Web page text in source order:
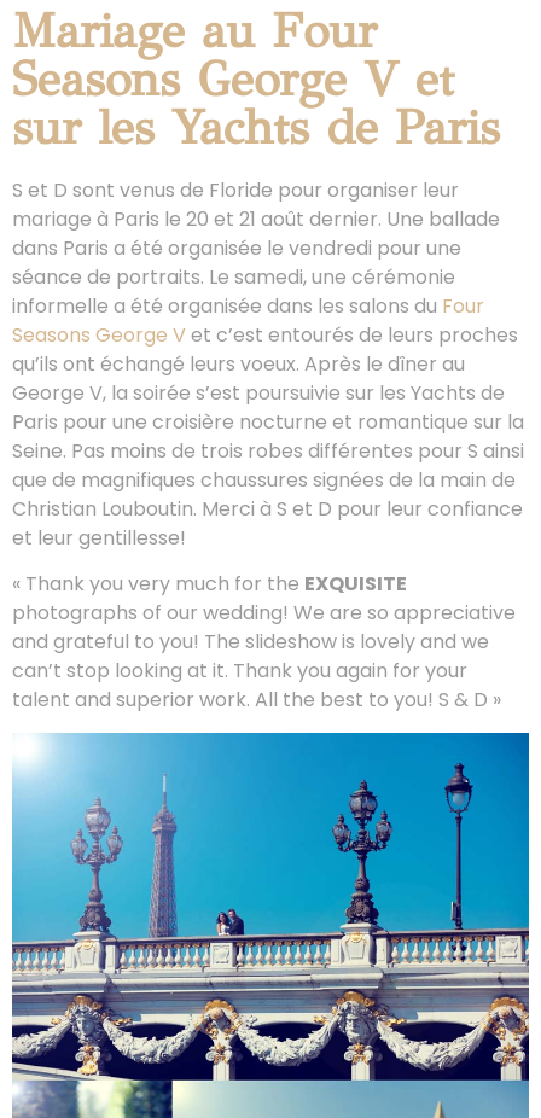
Mariage au Four
Seasons George V et
sur les Yachts de Paris
S et D sont venus de Floride pour organiser leur
mariage à Paris le 20 et 21 août dernier. Une ballade
dans Paris a été organisée le vendredi pour une
séance de portraits. Le samedi, une cérémonie
informelle a été organisée dans les salons du Four
Seasons George Vet c’est entourés de leurs proches
qu’ils ont échangé leurs voeux. Après le dîner au
George V, la soirée s’est poursuivie sur les Yachts de
Paris pour une croisière nocturne et romantique sur la
Seine. Pas moins de trois robes différentes pour S ainsi
que de magnifiques chaussures signées de la main de
Christian Louboutin. Merci à S et D pour leur confiance
et leur gentillesse!
« Thank you very much for the EXQUISITE
photographs of our wedding! We are so appreciative
and grateful to you! The slideshow is lovely and we
can’t stop looking at it. Thank you again for your
talent and superior work. All the best to you! S & D »